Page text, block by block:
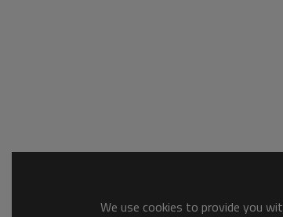
We use cookies to provide you